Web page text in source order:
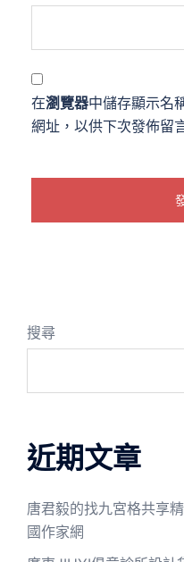
在瀏覽器中儲存顯示名
網址，以供下次發佈留
搜尋
近期文章
唐君毅的找九宮格共享
國作家網